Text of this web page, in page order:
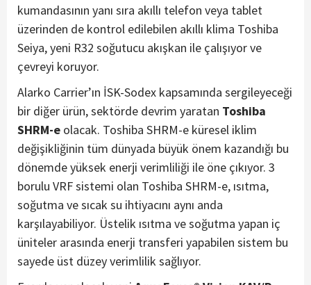
kumandasının yanı sıra akıllı telefon veya tablet
üzerinden de kontrol edilebilen akıllı klima Toshiba
Seiya, yeni R32 soğutucu akışkan ile çalışıyor ve
çevreyi koruyor.
Alarko Carrier’ın İSK-Sodex kapsamında sergileyeceği
bir diğer ürün, sektörde devrim yaratan Toshiba
SHRM-e olacak. Toshiba SHRM-e küresel iklim
değişikliğinin tüm dünyada büyük önem kazandığı bu
dönemde yüksek enerji verimliliği ile öne çıkıyor. 3
borulu VRF sistemi olan Toshiba SHRM-e, ısıtma,
soğutma ve sıcak su ihtiyacını aynı anda
karşılayabiliyor. Üstelik ısıtma ve soğutma yapan iç
üniteler arasında enerji transferi yapabilen sistem bu
sayede üst düzey verimlilik sağlıyor.